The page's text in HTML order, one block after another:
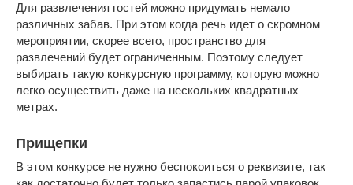
Для развлечения гостей можно придумать немало
различных забав. При этом когда речь идет о скромном
мероприятии, скорее всего, пространство для
развлечений будет ограниченным. Поэтому следует
выбирать такую конкурсную программу, которую можно
легко осуществить даже на нескольких квадратных
метрах.
Прищепки
В этом конкурсе не нужно беспокоиться о реквизите, так